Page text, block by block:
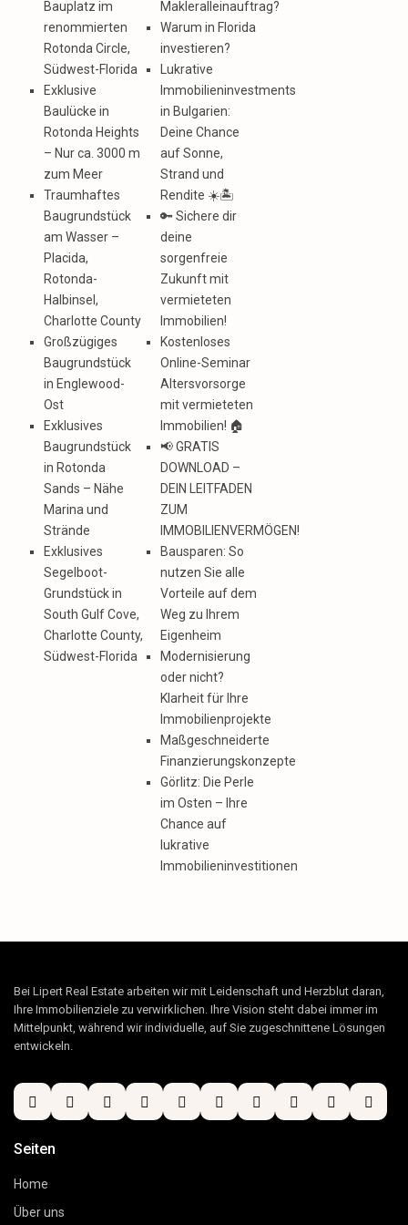
Bauplatz im
renommierten
Rotonda Circle,
Südwest-Florida
Exklusive
Baulücke in
Rotonda Heights
– Nur ca. 3000 m
zum Meer
Traumhaftes
Baugrundstück
am Wasser –
Placida,
Rotonda-
Halbinsel,
Charlotte County
Großzügiges
Baugrundstück
in Englewood-
Ost
Exklusives
Baugrundstück
in Rotonda
Sands – Nähe
Marina und
Strände
Exklusives
Segelboot-
Grundstück in
South Gulf Cove,
Charlotte County,
Südwest-Florida
Makleralleinauftrag?
Warum in Florida
investieren?
Lukrative
Immobilieninvestments
in Bulgarien:
Deine Chance
auf Sonne,
Strand und
Rendite ☀️🏝️
🔑 Sichere dir
deine
sorgenfreie
Zukunft mit
vermieteten
Immobilien!
Kostenloses
Online-Seminar
Altersvorsorge
mit vermieteten
Immobilien! 🏠
📢 GRATIS
DOWNLOAD –
DEIN LEITFADEN
ZUM
IMMOBILIENVERMÖGEN!
Bausparen: So
nutzen Sie alle
Vorteile auf dem
Weg zu Ihrem
Eigenheim
Modernisierung
oder nicht?
Klarheit für Ihre
Immobilienprojekte
Maßgeschneiderte
Finanzierungskonzepte
Görlitz: Die Perle
im Osten – Ihre
Chance auf
lukrative
Immobilieninvestitionen
Bei Lipert Real Estate arbeiten wir mit Leidenschaft und Herzblut daran,
Ihre Immobilienziele zu verwirklichen. Ihre Vision steht dabei immer im
Mittelpunkt, während wir individuelle, auf Sie zugeschnittene Lösungen
entwickeln.
Seiten
Home
Über uns